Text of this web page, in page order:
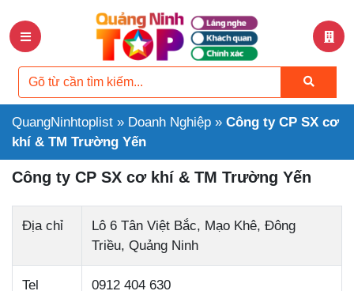
QuangNinhtoplist » Doanh Nghiệp » Công ty CP SX cơ
khí & TM Trường Yến
Công ty CP SX cơ khí & TM Trường Yến
Địa chỉ
Lô 6 Tân Việt Bắc, Mạo Khê, Đông
Triều, Quảng Ninh
Tel 0912 404 630